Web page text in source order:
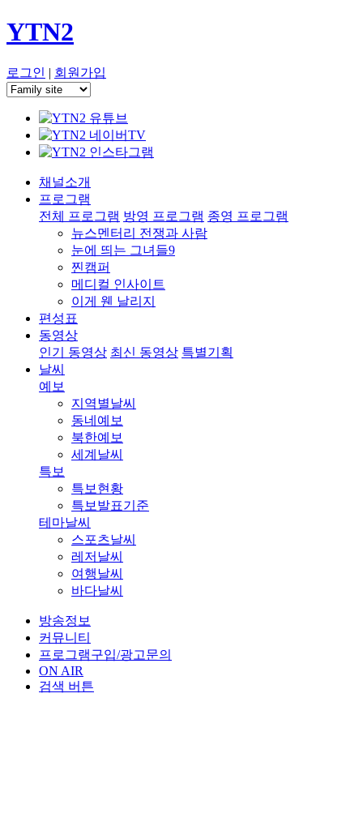
YTN2
로그인 | 회원가입
채널소개
프로그램
전체 프로그램 방영 프로그램 종영 프로그램
뉴스멘터리 전쟁과 사람
눈에 띄는 그녀들9
찐캠퍼
메디컬 인사이트
이게 웬 날리지
편성표
동영상
인기 동영상 최신 동영상 특별기획
날씨
예보
지역별날씨
동네예보
북한예보
세계날씨
특보
특보현황
특보발표기준
테마날씨
스포츠날씨
레저날씨
여행날씨
바다날씨
방송정보
커뮤니티
프로그램구입/광고문의
ON AIR
검색 버튼